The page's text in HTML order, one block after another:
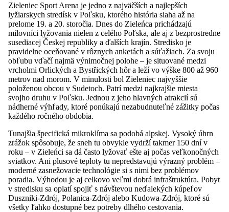
Zieleniec Sport Arena je jedno z najväčších a najlepších
lyžiarskych stredísk v Poľsku, ktorého história siaha až na
prelome 19. a 20. storočia. Dnes do Zieleńca prichádzajú
milovníci lyžovania nielen z celého Poľska, ale aj z bezprostredne
susediacej Českej republiky a ďalších krajín. Stredisko je
pravidelne oceňované v rôznych anketách a súťažiach. Za svoju
obľubu vďačí najmä výnimočnej polohe – je situované medzi
vrcholmi Orlických a Bystřických hôr a leží vo výške 800 až 960
metrov nad morom. V minulosti bol Zieleniec najvyššie
položenou obcou v Sudetoch. Patrí medzi najkrajšie miesta
svojho druhu v Poľsku. Jednou z jeho hlavných atrakcií sú
nádherné výhľady, ktoré ponúkajú nezabudnuteľné zážitky počas
každého ročného obdobia.
Tunajšia špecifická mikroklíma sa podobá alpskej. Vysoký úhrn
zrážok spôsobuje, že sneh tu obvykle vydrží takmer 150 dní v
roku – v Zieleńci sa dá často lyžovať ešte aj počas veľkonočných
sviatkov. Ani plusové teploty tu nepredstavujú výrazný problém –
moderné zasnežovacie technológie si s nimi bez problémov
poradia. Výhodou je aj celkovo veľmi dobrá infraštruktúra. Pobyt
v stredisku sa oplatí spojiť s návštevou neďalekých kúpeľov
Duszniki-Zdrój, Polanica-Zdrój alebo Kudowa-Zdrój, ktoré sú
všetky ľahko dostupné bez potreby dlhého cestovania.